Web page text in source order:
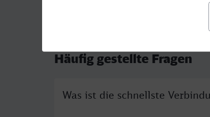
Häufig gestellte Fragen
Was ist die schnellste